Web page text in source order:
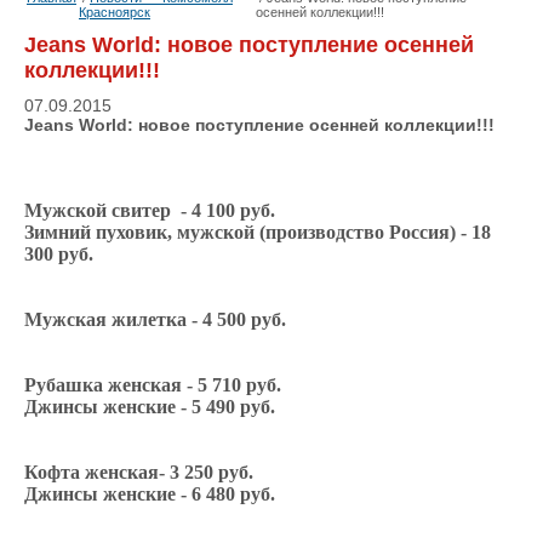
Красноярск
осенней коллекции!!!
Jeans World: новое поступление осенней
коллекции!!!
07.09.2015
Jeans World: новое поступление осенней коллекции!!!
Мужской свитер - 4 100 руб.
Зимний пуховик, мужской (производство Россия) - 18
300 руб.
Мужская жилетка - 4 500 руб.
Рубашка женская - 5 710 руб.
Джинсы женские - 5 490 руб.
Кофта женская- 3 250 руб.
Джинсы женские - 6 480 руб.